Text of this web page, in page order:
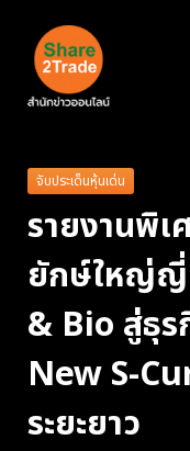
จับประเด็นหุ้นเด่น
รายงานพิเ
ยักษ์ใหญ่ญี่
& Bio สู่ธุ
New S-
ระยะยาว